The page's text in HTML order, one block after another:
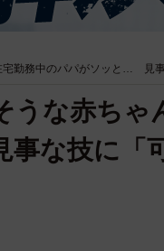
勤務中のパパがソッと… 見
うな赤ち
な技に「